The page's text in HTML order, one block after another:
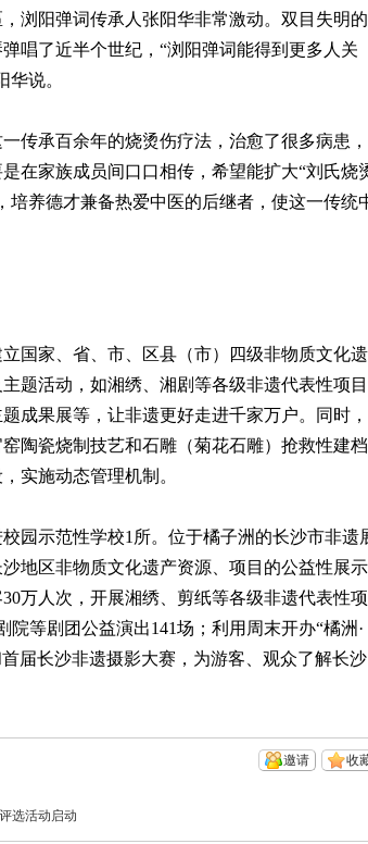
浏阳弹词传承人张阳华非常激动。双目失明的
唱了近半个世纪，“浏阳弹词能得到更多人关
说。
承百余年的烧烫伤疗法，治愈了很多病患，
在家族成员间口口相传，希望能扩大“刘氏烧
培养德才兼备热爱中医的后继者，使这一传统
家、省、市、区县（市）四级非物质文化遗
题活动，如湘绣、湘剧等各级非遗代表性项目
成果展等，让非遗更好走进千家万户。同时，
陶瓷烧制技艺和石雕（菊花石雕）抢救性建档
实施动态管理机制。
示范性学校1所。位于橘子洲的长沙市非遗
地区非物质文化遗产资源、项目的公益性展示
万人次，开展湘绣、剪纸等各级非遗代表性项
等剧团公益演出141场；利用周末开办“橘洲·
届长沙非遗摄影大赛，为游客、观众了解长沙
收
邀请
选活动启动